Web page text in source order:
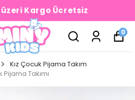
Kargo Ücretsiz
0
Kız Çocuk Pijama Takım
Takımı